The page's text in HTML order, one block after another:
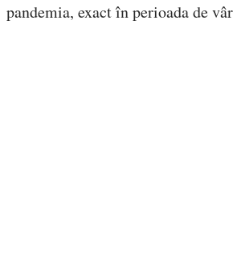
pandemia, exact în perioada de